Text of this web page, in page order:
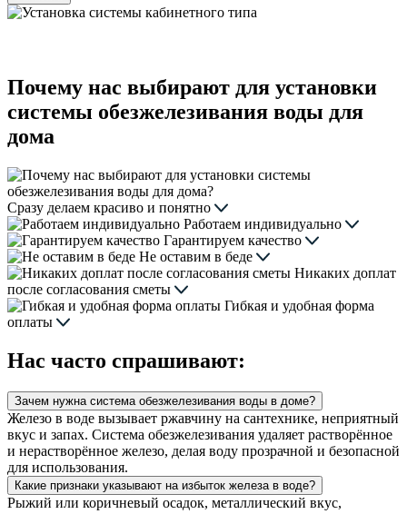
Почему нас выбирают для установки
системы обезжелезивания воды для
дома
Сразу делаем красиво и понятно
Работаем индивидуально
Гарантируем качество
Не оставим в беде
Никаких доплат
после согласования сметы
Гибкая и удобная форма
оплаты
Нас часто спрашивают:
Зачем нужна система обезжелезивания воды в доме?
Железо в воде вызывает ржавчину на сантехнике, неприятный
вкус и запах. Система обезжелезивания удаляет растворённое
и нерастворённое железо, делая воду прозрачной и безопасной
для использования.
Какие признаки указывают на избыток железа в воде?
Рыжий или коричневый осадок, металлический вкус,